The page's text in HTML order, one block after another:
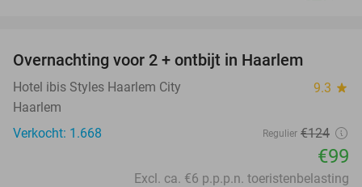
Overnachting voor 2 + ontbijt in Haarlem
Hotel ibis Styles Haarlem City 9.3 star
Haarlem
Verkocht: 1.668
Regulier €124
€99
Excl. ca. €6 p.p.p.n. toeristenbelasting